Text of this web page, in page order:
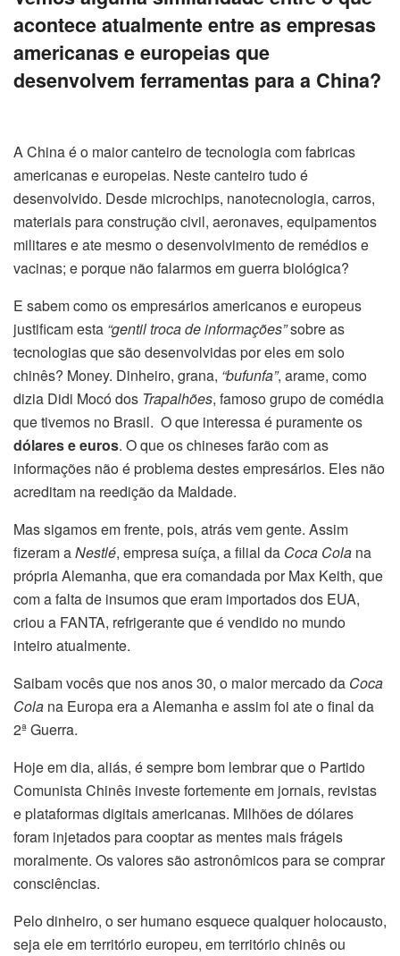
acontece atualmente entre as empresas
americanas e europeias que
desenvolvem ferramentas para a China?
A China é o maior canteiro de tecnologia com fabricas
americanas e europeias. Neste canteiro tudo é
desenvolvido. Desde microchips, nanotecnologia, carros,
materiais para construção civil, aeronaves, equipamentos
militares e ate mesmo o desenvolvimento de remédios e
vacinas; e porque não falarmos em guerra biológica?
E sabem como os empresários americanos e europeus
justificam esta “gentil troca de informações”sobre as
tecnologias que são desenvolvidas por eles em solo
chinês? Money. Dinheiro, grana, “bufunfa”, arame, como
dizia Didi Mocó dos Trapalhões, famoso grupo de comédia
que tivemos no Brasil. O que interessa é puramente os
dólares e euros. O que os chineses farão com as
informações não é problema destes empresários. Eles não
acreditam na reedição da Maldade.
Mas sigamos em frente, pois, atrás vem gente. Assim
fizeram aNestlé, empresa suíça, a filial da Coca Cola na
própria Alemanha, que era comandada por Max Keith, que
com a falta de insumos que eram importados dos EUA,
criou a FANTA, refrigerante que é vendido no mundo
inteiro atualmente.
Saibam vocês que nos anos 30, o maior mercado da Coca
Cola na Europa era a Alemanha e assim foi ate o final da
2ª Guerra.
Hoje em dia, aliás, é sempre bom lembrar que o Partido
Comunista Chinês investe fortemente em jornais, revistas
e plataformas digitais americanas. Milhões de dólares
foram injetados para cooptar as mentes mais frágeis
moralmente. Os valores são astronômicos para se comprar
consciências.
Pelo dinheiro, o ser humano esquece qualquer holocausto,
seja ele em território europeu, em território chinês ou